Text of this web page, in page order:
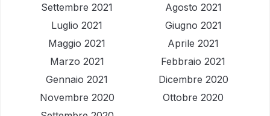
Settembre 2021
Agosto 2021
Luglio 2021
Giugno 2021
Maggio 2021
Aprile 2021
Marzo 2021
Febbraio 2021
Gennaio 2021
Dicembre 2020
Novembre 2020
Ottobre 2020